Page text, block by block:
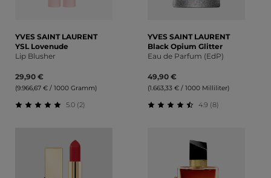
YVES SAINT LAURENT
YSL Lovenude
Lip Blusher
29,90 €
(9.966,67 € / 1000 Gramm)
5.0 (2)
YVES SAINT LAURENT
Black Opium Glitter
Eau de Parfum (EdP)
49,90 €
(1.663,33 € / 1000 Milliliter)
4.9 (8)